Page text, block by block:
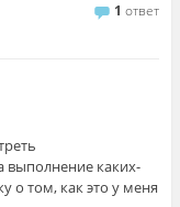
1 ответ
выполнение каких-
о том, как это у меня